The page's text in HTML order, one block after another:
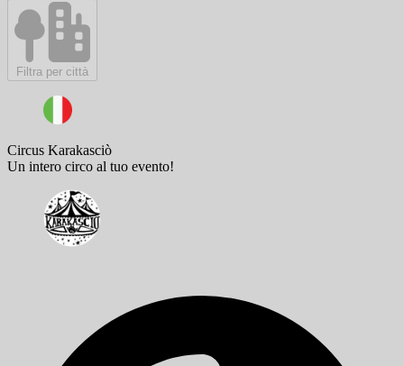
Filtra per città
Circus Karakasciò
Un intero circo al tuo evento!